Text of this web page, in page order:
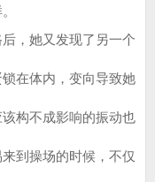
，她又发现了另一个
在体内，变向导致她
构不成影响的振动也
到操场的时候，不仅